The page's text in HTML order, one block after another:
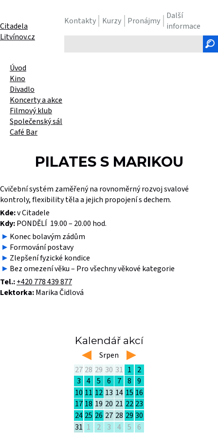
Kontakty Kurzy Pronájmy
Další
informace
text
Citadela
Litvínov.cz
Úvod
Kino
Divadlo
Koncerty a akce
Filmový klub
Společenský sál
Café Bar
PILATES S MARIKOU
Cvičební systém zaměřený na rovnoměrný rozvoj svalové
kontroly, flexibility těla a jejich propojení s dechem.
Kde:v Citadele
Kdy:PONDĚLÍ 19.00 – 20.00 hod.
Konec bolavým zádům
Formování postavy
Zlepšení fyzické kondice
Bez omezení věku – Pro všechny věkové kategorie
Tel.:+420 778 439 877
Lektorka:Marika Čidlová
Kalendář akcí
left Srpen right
27 28 29 30 31 1
2
3
4 5 6 7 8
9
10 11 12 13 14 15 16
17 18 19 20 21 22 23
24 25 26 27 28 29 30
31 1 2 3 4 5 6